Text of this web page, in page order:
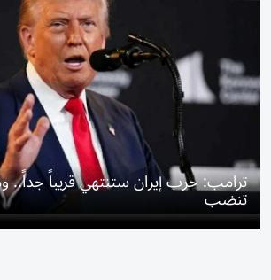
ترامب: حرب إيران ستنتهي قريباً جداً..
تنضب